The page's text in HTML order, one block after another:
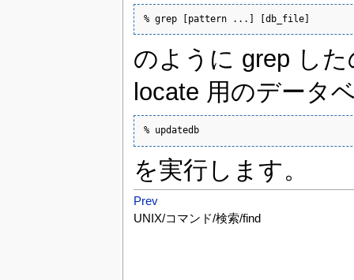
% grep [pattern ...] [db_file]
のように grep し
locate 用のデータ
% updatedb
を実行します。
Prev
UNIX/コマンド/検索/find